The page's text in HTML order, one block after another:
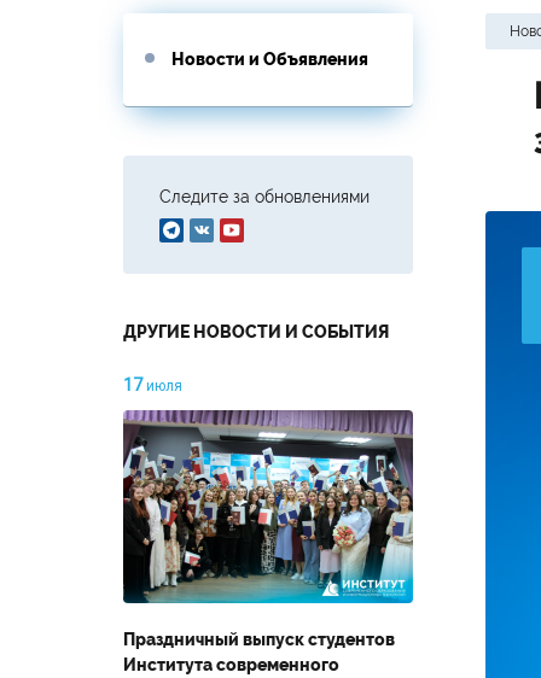
Новости и Объявления
Следите за обновлениями
  
ДРУГИЕ НОВОСТИ И СОБЫТИЯ
17 июля
Праздничный выпуск студентов
Института современного